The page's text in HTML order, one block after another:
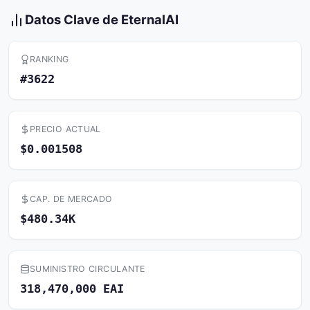
Datos Clave de EternalAI
RANKING
#3622
PRECIO ACTUAL
$0.001508
CAP. DE MERCADO
$480.34K
SUMINISTRO CIRCULANTE
318,470,000 EAI